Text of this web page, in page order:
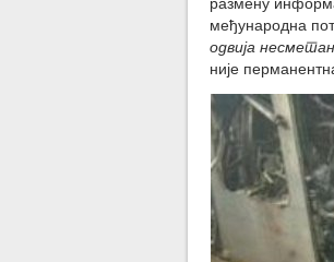
међународна
одвија
није